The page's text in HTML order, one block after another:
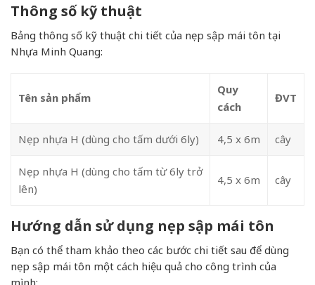
Thông số kỹ thuật
Bảng thông số kỹ thuật chi tiết của nẹp sập mái tôn tại
Nhựa Minh Quang:
Tên sản phẩm
Quy
cách
ĐVT
Nẹp nhựa H (dùng cho tấm dưới 6ly) 4,5 x 6m cây
Nẹp nhựa H (dùng cho tấm từ 6ly trở
lên)
4,5 x 6m cây
Hướng dẫn sử dụng nẹp sập mái tôn
Bạn có thể tham khảo theo các bước chi tiết sau để dùng
nẹp sập mái tôn một cách hiệu quả cho công trình của